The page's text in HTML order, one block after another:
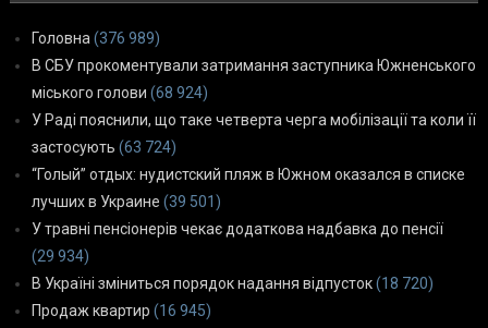
Головна (376 989)
В СБУ прокоментували затримання заступника Южненського
міського голови (68 924)
У Раді пояснили, що таке четверта черга мобілізації та коли її
застосують (63 724)
“Голый” отдых: нудистский пляж в Южном оказался в списке
лучших в Украине (39 501)
У травні пенсіонерів чекає додаткова надбавка до пенсії
(29 934)
В Україні зміниться порядок надання відпусток(18 720)
Продаж квартир (16 945)